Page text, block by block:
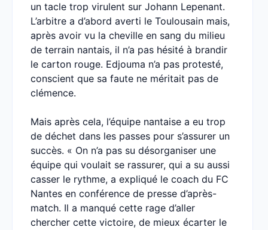
un tacle trop virulent sur Johann Lepenant.
L’arbitre a d’abord averti le Toulousain mais,
après avoir vu la cheville en sang du milieu
de terrain nantais, il n’a pas hésité à brandir
le carton rouge. Edjouma n’a pas protesté,
conscient que sa faute ne méritait pas de
clémence.
Mais après cela, l’équipe nantaise a eu trop
de déchet dans les passes pour s’assurer un
succès. « On n’a pas su désorganiser une
équipe qui voulait se rassurer, qui a su aussi
casser le rythme, a expliqué le coach du FC
Nantes en conférence de presse d’après-
match. Il a manqué cette rage d’aller
chercher cette victoire, de mieux écarter le